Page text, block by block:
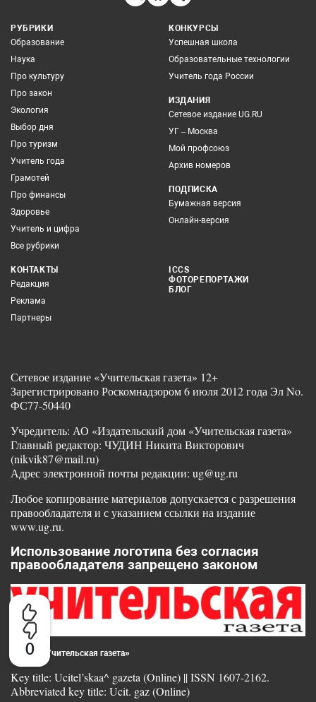
0
РУБРИКИ
Образование
Наука
Про культуру
Про закон
Экология
Выбор дня
Про туризм
Учитель года
Грамотей
Про финансы
Здоровье
Учитель и цифра
Все рубрики
КОНКУРСЫ
Успешная школа
Образовательные технологии
Учитель года России
ИЗДАНИЯ
Сетевое издание UG.RU
УГ – Москва
Мой профсоюз
Архив номеров
ПОДПИСКА
Бумажная версия
Онлайн-версия
КОНТАКТЫ
Редакция
Реклама
Партнеры
ICCS
ФОТОРЕПОРТАЖИ
БЛОГ
Сетевое издание «Учительская газета» 12+
Зарегистрировано Роскомнадзором 6 июля 2012 года Эл No.
ФС77-50440
Учредитель: АО «Издательский дом «Учительская газета»
Главный редактор: ЧУДИН Никита Викторович
(nikvik87@mail.ru)
Адрес электронной почты редакции: ug@ug.ru
Любое копирование материалов допускается с разрешения
правообладателя и с указанием ссылки на издание
www.ug.ru.
Использование логотипа без согласия
правообладателя запрещено законом
© 2025 «Учительская газета»
Key title: Ucitel’skaa^ gazeta (Online) || ISSN 1607-2162.
Abbreviated key title: Ucit. gaz (Online)